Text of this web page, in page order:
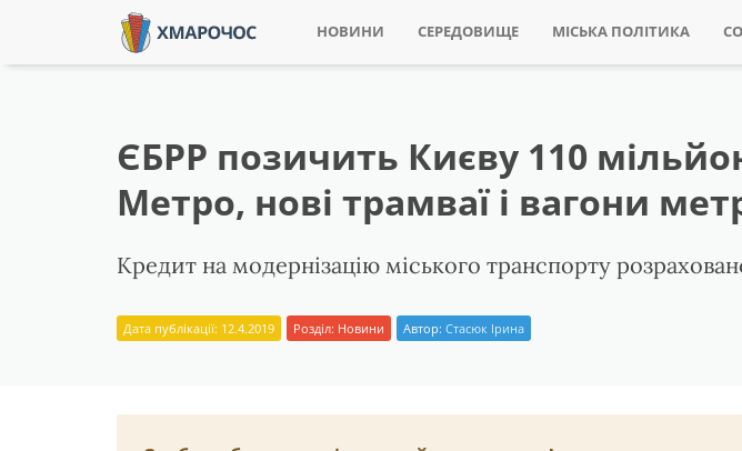
НОВИНИ СЕРЕДОВИЩЕ МІСЬКА ПОЛІТИКА
ЄБРР позичить Києву 110
Метро, нові трамваї і вагони
Кредит на модернізацію міського транспорту
Дата публікації: 12.4.2019 Розділ: Новини Автор: Стасюк Ірина